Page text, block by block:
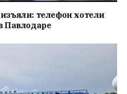
телефон хотели
Павлодаре